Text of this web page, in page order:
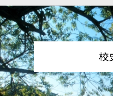
校